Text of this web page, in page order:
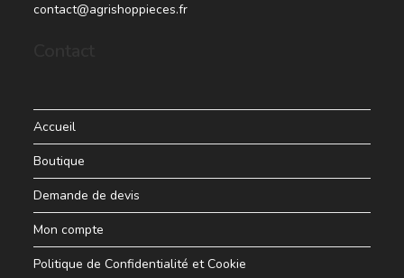
contact@agrishoppieces.fr
Accueil
Boutique
Demande de devis
Mon compte
Politique de Confidentialité et Cookie